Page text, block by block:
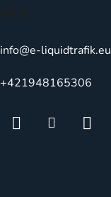
info@e-liquidtrafik.eu
+421948165306